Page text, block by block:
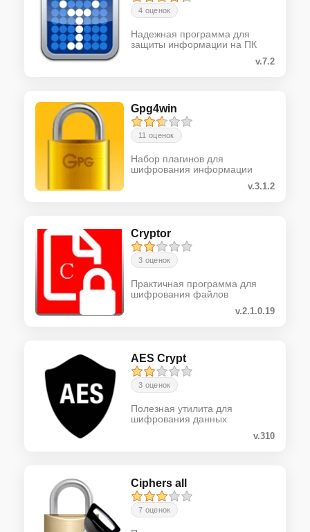
4 оценок
Надежная программа для
защиты информации на ПК
v.7.2
Gpg4win
11 оценок
Набор плагинов для
шифрования информации
v.3.1.2
Cryptor
3 оценок
Практичная программа для
шифрования файлов
v.2.1.0.19
AES Crypt
3 оценок
Полезная утилита для
шифрования данных
v.310
Ciphers all
7 оценок